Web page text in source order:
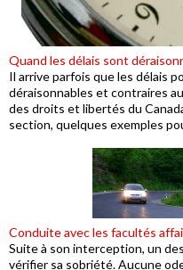
Quand les délais sont
Il arrive parfois que les délais
déraisonnables et contraires
des droits et libertés du
section, quelques exemples
Conduite avec les facultés
Suite à son interception, un
vérifier sa sobriété. Aucune